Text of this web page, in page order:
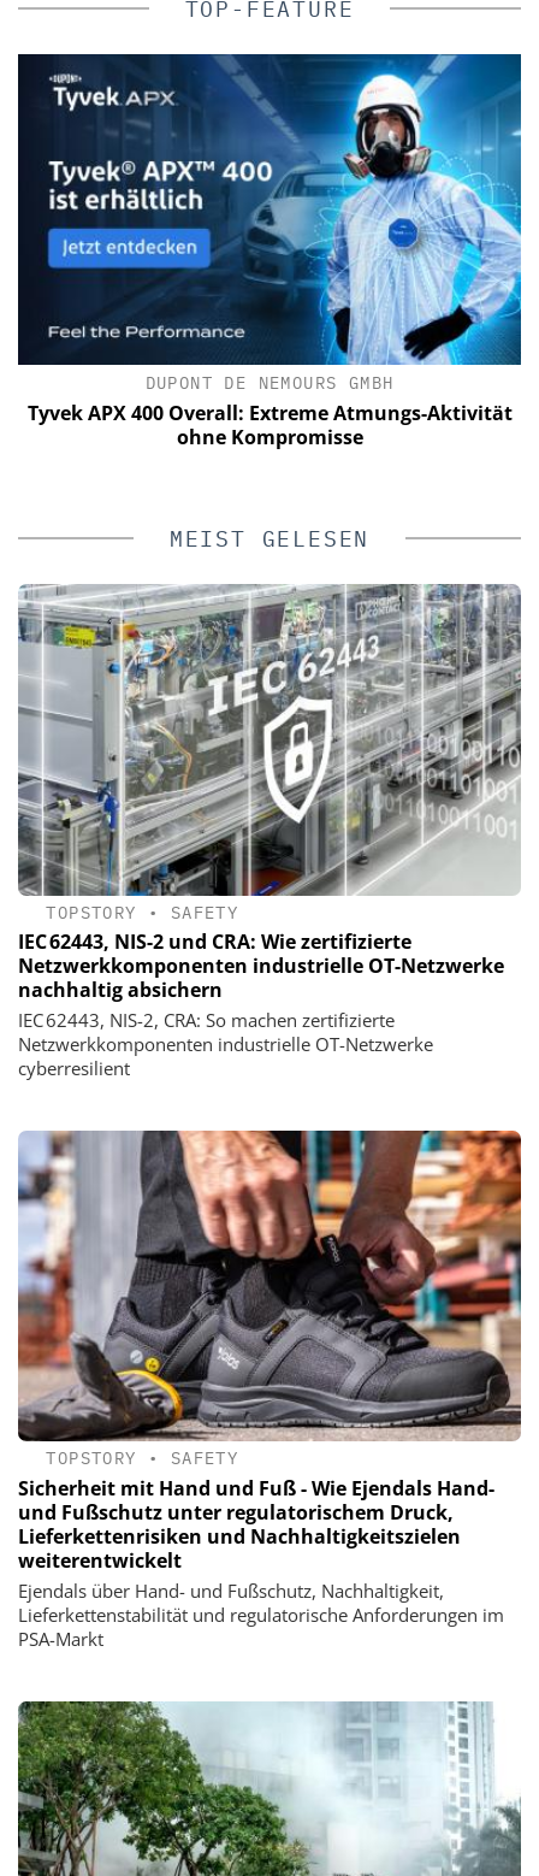
TOP-FEATURE
DUPONT DE NEMOURS GMBH
Tyvek APX 400 Overall: Extreme Atmungs-Aktivität
ohne Kompromisse
MEIST GELESEN
TOPSTORY • SAFETY
IEC 62443, NIS-2 und CRA: Wie zertifizierte
Netzwerkkomponenten industrielle OT-Netzwerke
nachhaltig absichern
IEC 62443, NIS-2, CRA: So machen zertifizierte
Netzwerkkomponenten industrielle OT-Netzwerke
cyberresilient
TOPSTORY • SAFETY
Sicherheit mit Hand und Fuß - Wie Ejendals Hand-
und Fußschutz unter regulatorischem Druck,
Lieferkettenrisiken und Nachhaltigkeitszielen
weiterentwickelt
Ejendals über Hand- und Fußschutz, Nachhaltigkeit,
Lieferkettenstabilität und regulatorische Anforderungen im
PSA-Markt